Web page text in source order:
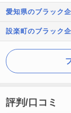
愛知県のブラック
設楽町のブラック
評判/口コミ